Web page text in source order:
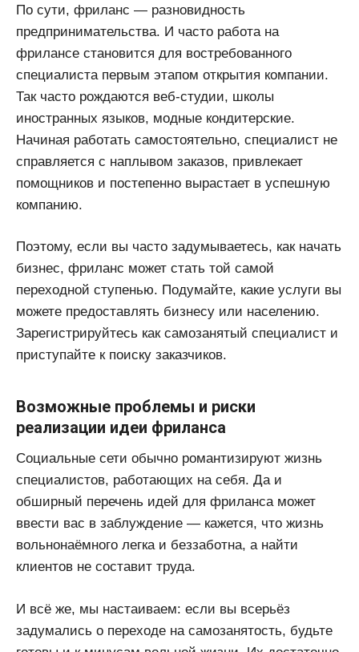
По сути, фриланс — разновидность
предпринимательства. И часто работа на
фрилансе становится для востребованного
специалиста первым этапом открытия компании.
Так часто рождаются веб-студии, школы
иностранных языков, модные кондитерские.
Начиная работать самостоятельно, специалист не
справляется с наплывом заказов, привлекает
помощников и постепенно вырастает в успешную
компанию.
Поэтому, если вы часто задумываетесь, как начать
бизнес, фриланс может стать той самой
переходной ступенью. Подумайте, какие услуги вы
можете предоставлять бизнесу или населению.
Зарегистрируйтесь как самозанятый специалист и
приступайте к поиску заказчиков.
Возможные проблемы и риски
реализации идеи фриланса
Социальные сети обычно романтизируют жизнь
специалистов, работающих на себя. Да и
обширный перечень идей для фриланса может
ввести вас в заблуждение — кажется, что жизнь
вольнонаёмного легка и беззаботна, а найти
клиентов не составит труда.
И всё же, мы настаиваем: если вы всерьёз
задумались о переходе на самозанятость, будьте